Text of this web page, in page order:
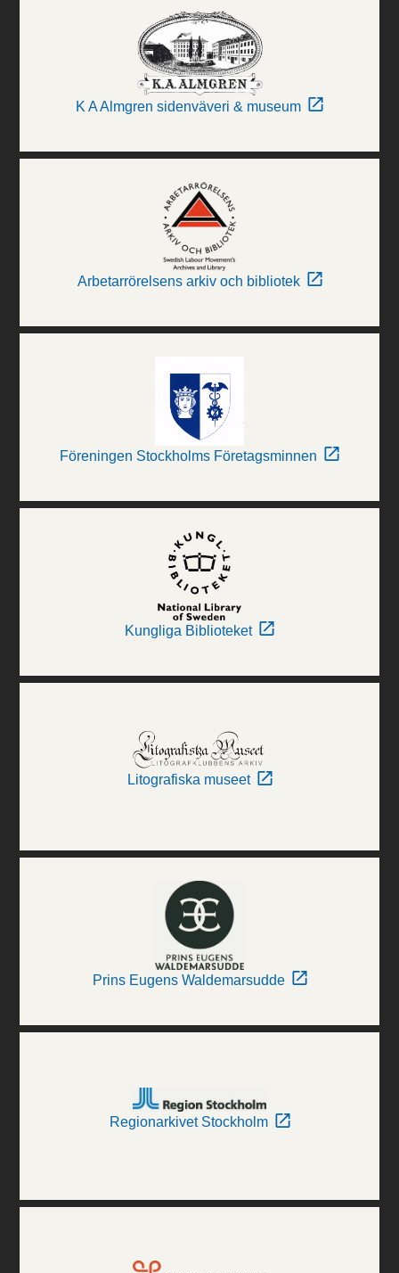
K A Almgren sidenväveri & museum
Arbetarrörelsens arkiv och bibliotek
Föreningen Stockholms Företagsminnen
Kungliga Biblioteket
Litografiska museet
Prins Eugens Waldemarsudde
Regionarkivet Stockholm